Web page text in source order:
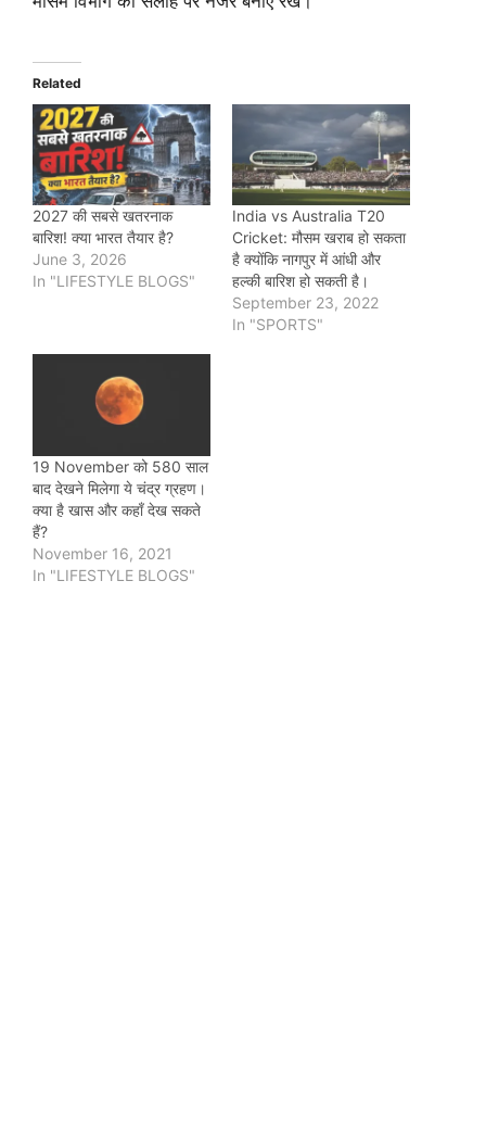
Related
2027 की सबसे खतरनाक
बारिश! क्या भारत तैयार है?
June 3, 2026
In "LIFESTYLE BLOGS"
India vs Australia T20
Cricket: मौसम खराब हो सकता
है क्योंकि नागपुर में आंधी और
हल्की बारिश हो सकती है।
September 23, 2022
In "SPORTS"
19 November को 580 साल
बाद देखने मिलेगा ये चंद्र ग्रहण।
क्या है खास और कहाँ देख सकते
हैं?
November 16, 2021
In "LIFESTYLE BLOGS"